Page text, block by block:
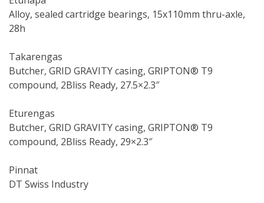
Alloy, sealed cartridge bearings, 15x110mm thru-axle,
28h
Takarengas
Butcher, GRID GRAVITY casing, GRIPTON® T9
compound, 2Bliss Ready, 27.5×2.3″
Eturengas
Butcher, GRID GRAVITY casing, GRIPTON® T9
compound, 2Bliss Ready, 29×2.3″
Pinnat
DT Swiss Industry